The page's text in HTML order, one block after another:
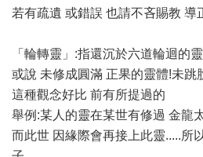
若有疏遺 或錯誤 也請不吝賜教 導
「輪轉靈」:指還沉於六道輪迴的
或說 未修成圓滿 正果的靈體!未跳
這種觀念好比 前有所提過的
舉例:某人的靈在某世有修過 金龍
而此世 因緣際會再接上此靈.....所